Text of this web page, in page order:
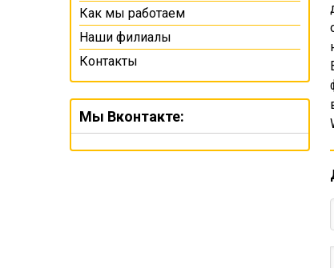
Как мы работаем
Наши филиалы
Контакты
Мы Вконтакте: